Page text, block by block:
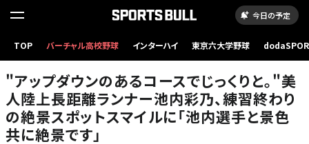
今日の予定
TOP バーチャル高校野球 インターハイ 東京六大学野球
"アップダウンのあるコースでじっくりと。"美
人陸上長距離ランナー池内彩乃、練習終わり
の絶景スポットスマイルに「池内選手と景色
共に絶景です」